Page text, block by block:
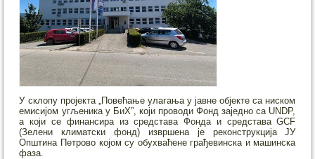
У склопу пројекта „Повећање улагања у јавне објекте са ниском
емисијом угљеника у БиХ”, који проводи Фонд заједно са UNDP,
а који се финансира из средстава Фонда и средстава GCF
(Зелени климатски фонд) извршена је реконструкција ЈУ
Општина Петрово којом су обухваћене грађевинска и машинска
фаза.